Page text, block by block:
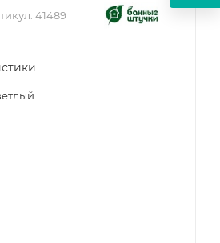
41489